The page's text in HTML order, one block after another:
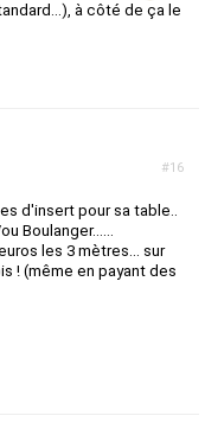
à côté de ça le
#16
d'insert pour sa table..
Boulanger......
les 3 mètres... sur
! (même en payant des